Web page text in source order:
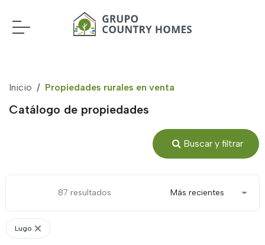
Inicio Propiedades rurales en venta
Catálogo de propiedades
Buscar y filtrar
87 resultados Más recientes
Lugo